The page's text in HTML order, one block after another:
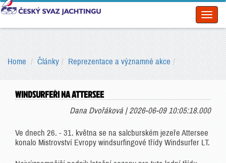
Home Články Reprezentace a významné akce
WINDSURFEŘI NA ATTERSEE
Dana Dvořáková | 2026-06-09 10:05:18.000
Ve dnech 26. - 31. května se na salcburském jezeře Attersee
konalo Mistrovství Evropy windsurfingové třídy Windsurfer LT.